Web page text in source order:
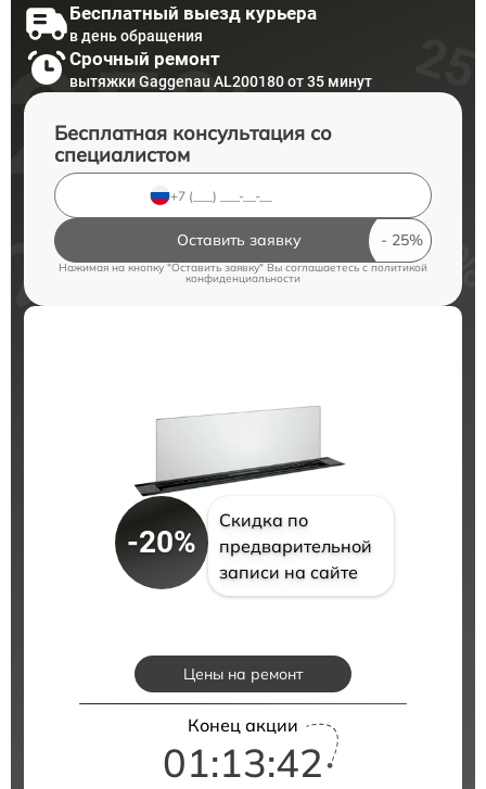
Бесплатный выезд курьера
в день обращения
Срочный ремонт
вытяжки Gaggenau AL200180 от 35 минут
Бесплатная консультация со
специалистом
Оставить заявку
Нажимая на кнопку "Оставить заявку" Вы соглашаетесь c политикой
конфиденциальности
-20%
Скидка по
предварительной
записи на сайте
Цены на ремонт
Конец акции
01:13:41